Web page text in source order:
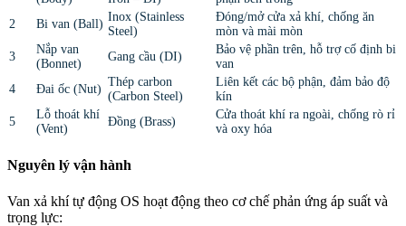
2
Bi van (Ball)
Inox (Stainless
Steel)
Đóng/mở cửa xả khí, chống ăn
mòn và mài mòn
3
Nắp van
(Bonnet)
Gang cầu (DI)
Bảo vệ phần trên, hỗ trợ cố định bi
van
4
Đai ốc (Nut)
Thép carbon
(Carbon Steel)
Liên kết các bộ phận, đảm bảo độ
kín
5
Lỗ thoát khí
(Vent)
Đồng (Brass)
Cửa thoát khí ra ngoài, chống rò rỉ
và oxy hóa
Nguyên lý vận hành
Van xả khí tự động OS hoạt động theo cơ chế phản ứng áp suất và
trọng lực: